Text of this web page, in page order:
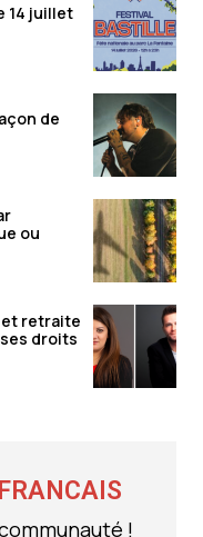
14 juillet
de
ou
et retraite
droits
!